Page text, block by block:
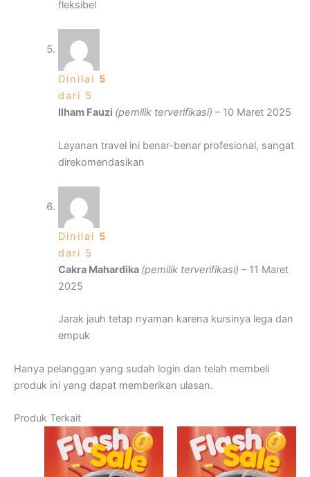
fleksibel
Dinilai 5
dari 5
Ilham Fauzi (pemilik terverifikasi) – 10 Maret 2025
Layanan travel ini benar-benar profesional, sangat
direkomendasikan
Dinilai 5
dari 5
Cakra Mahardika (pemilik terverifikasi) – 11 Maret
2025
Jarak jauh tetap nyaman karena kursinya lega dan
empuk
Hanya pelanggan yang sudah login dan telah membeli
produk ini yang dapat memberikan ulasan.
Produk Terkait